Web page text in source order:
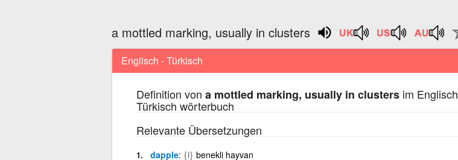
a mottled marking, usually in clusters
Englisch - Türkisch
Definition von a mottled marking, usually in clustersim Englisch
Türkisch wörterbuch
Relevante Übersetzungen
dapple {i} benekli hayvan